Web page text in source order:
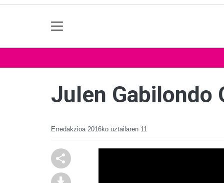
Julen Gabilondo
Erredakzioa 2016ko uztailaren 11